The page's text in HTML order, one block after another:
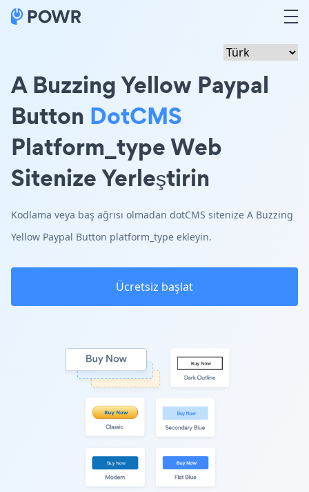
A Buzzing Yellow Paypal
Button DotCMS
Platform_type Web
Sitenize Yerleştirin
Kodlama veya baş ağrısı olmadan dotCMS sitenize A Buzzing
Yellow Paypal Button platform_type ekleyin.
Ücretsiz başlat